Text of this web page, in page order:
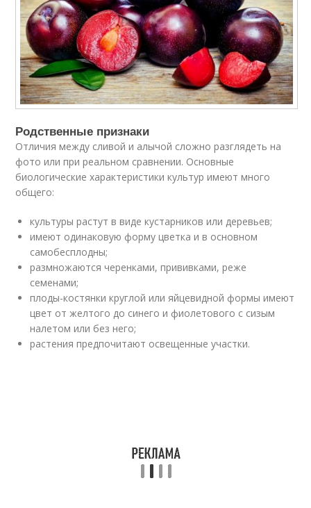
Родственные признаки
Отличия между сливой и алычой сложно разглядеть на
фото или при реальном сравнении. Основные
биологические характеристики культур имеют много
общего:
культуры растут в виде кустарников или деревьев;
имеют одинаковую форму цветка и в основном
самобесплодны;
размножаются черенками, прививками, реже
семенами;
плоды-костянки круглой или яйцевидной формы имеют
цвет от желтого до синего и фиолетового с сизым
налетом или без него;
растения предпочитают освещенные участки.